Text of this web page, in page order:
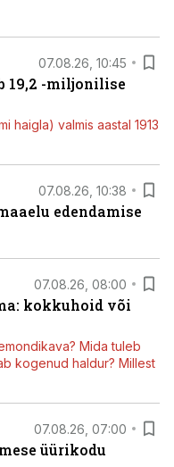
07.08.26, 10:45
19,2 -miljonilise
haigla) valmis aastal 1913
07.08.26, 10:38
edendamise
07.08.26, 08:00
kokkuhoid või
Mida tuleb
kogenud haldur? Millest
07.08.26, 07:00
üürikodu